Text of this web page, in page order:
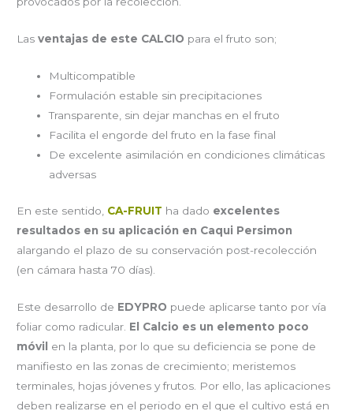
Lasventajas de este CALCIO para el fruto son;
Multicompatible
Formulación estable sin precipitaciones
Transparente, sin dejar manchas en el fruto
Facilita el engorde del fruto en la fase final
De excelente asimilación en condiciones climáticas
adversas
En este sentido, CA-FRUIT ha dado excelentes
resultados en su aplicación en Caqui Persimon
alargando el plazo de su conservación post-recolección
(en cámara hasta 70 días).
Este desarrollo de EDYPRO puede aplicarse tanto por vía
foliar como radicular. El Calcio es un elemento poco
móvil
en la planta, por lo que su deficiencia se pone de
manifiesto en las zonas de crecimiento; meristemos
terminales, hojas jóvenes y frutos. Por ello, las aplicaciones
deben realizarse en el periodo en el que el cultivo está en